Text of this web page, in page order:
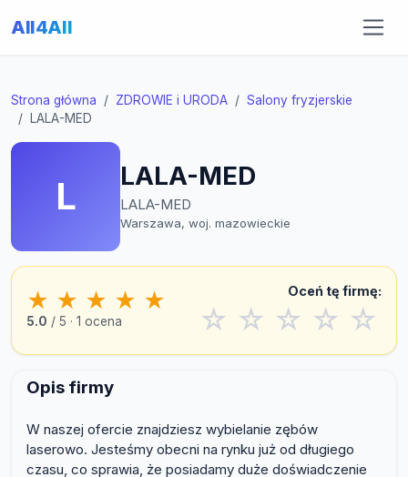
All4All
Strona główna ZDROWIE i URODA
Salony fryzjerskie
LALA-MED
L LALA-MED
LALA-MED
Warszawa, woj. mazowieckie
★ ★ ★ ★ ★
5.0 / 5 · 1 ocena
Oceń tę firmę:
☆ ☆ ☆ ☆ ☆
Opis firmy
W naszej ofercie znajdziesz wybielanie zębów
laserowo. Jesteśmy obecni na rynku już od długiego
czasu, co sprawia, że posiadamy duże doświadczenie